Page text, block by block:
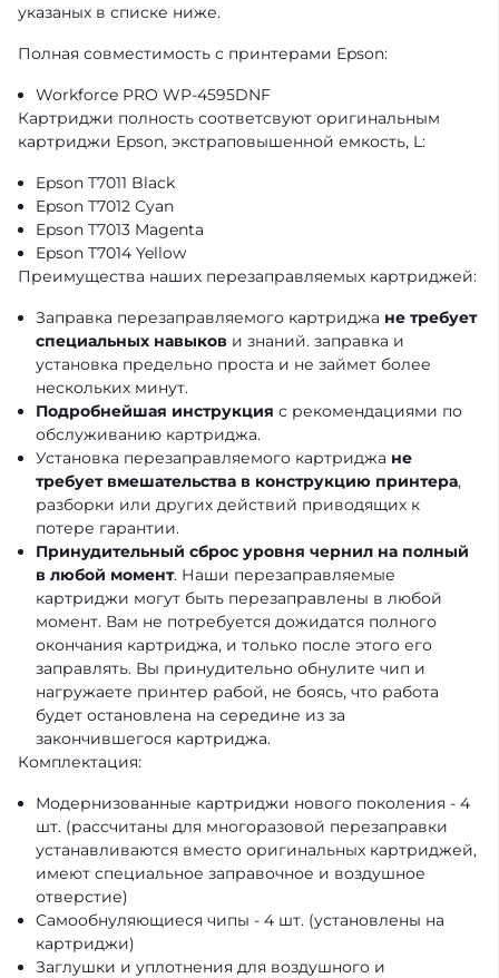
указаных в списке ниже.
Полная совместимость с принтерами Epson:
Workforce PRO WP-4595DNF
Картриджи полность соответсвуют оригинальным
картриджи Epson, экстраповышенной емкость, L :
Epson T7011 Black
Epson T7012 Cyan
Epson T7013 Magenta
Epson T7014 Yellow
Преимущества наших перезаправляемых картриджей:
Заправка перезаправляемого картриджа не требует
специальных навыков и знаний. заправка и
установка предельно проста и не займет более
нескольких минут.
Подробнейшая инструкция с рекомендациями по
обслуживанию картриджа.
Установка перезаправляемого картриджа не
требует вмешательства в конструкцию принтера,
разборки или других действий приводящих к
потере гарантии.
Принудительный сброс уровня чернил на полный
в любой момент. Наши перезаправляемые
картриджи могут быть перезаправлены в любой
момент. Вам не потребуется дожидатся полного
окончания картриджа, и только после этого его
заправлять. Вы принудительно обнулите чип и
нагружаете принтер рабой, не боясь, что работа
будет остановлена на середине из за
закончившегося картриджа.
Комплектация:
Модернизованные картриджи нового поколения - 4
шт. (рассчитаны для многоразовой перезаправки
устанавливаются вместо оригинальных картриджей,
имеют специальное заправочное и воздушное
отверстие)
Cамообнуляющиеся чипы - 4 шт. (установлены на
картриджи)
Заглушки и уплотнения для воздушного и